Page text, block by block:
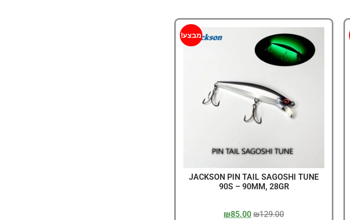
מבצע!
JACKSON PIN TAIL SAGOSHI TUNE
90S – 90MM, 28GR
₪129.00
₪85.00